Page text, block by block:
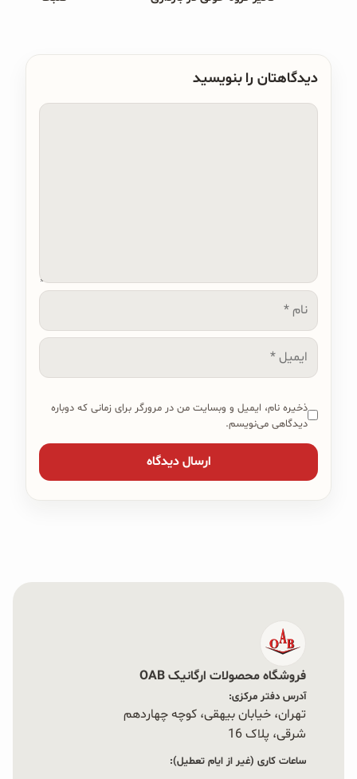
دیدگاهتان را بنویسید
نام
ایمیل
ذخیره نام، ایمیل و وبسایت من در مرورگر برای زمانی که دوباره
دیدگاهی می‌نویسم.
فروشگاه محصولات ارگانیک OAB
آدرس دفتر مرکزی:
تهران، خیابان بیهقی، کوچه چهاردهم
شرقی، پلاک 16‭
ساعات کاری (غیر از ایام تعطیل):